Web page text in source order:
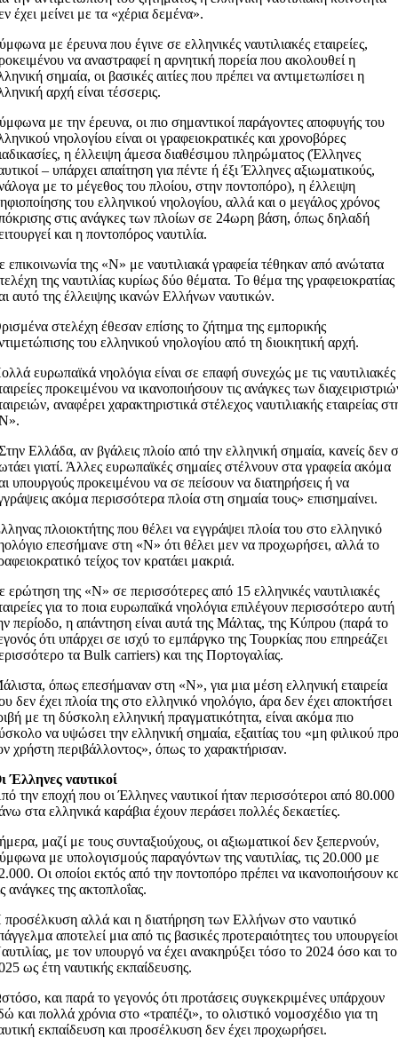
έχει μείνει με τα «χέρια δεμένα».
με έρευνα που έγινε σε ελληνικές ναυτιλιακές εταιρείες,
να αναστραφεί η αρνητική πορεία που ακολουθεί η
σημαία, οι βασικές αιτίες που πρέπει να αντιμετωπίσει η
αρχή είναι τέσσερις.
με την έρευνα, οι πιο σημαντικοί παράγοντες αποφυγής του
νηολογίου είναι οι γραφειοκρατικές και χρονοβόρες
η έλλειψη άμεσα διαθέσιμου πληρώματος (Έλληνες
– υπάρχει απαίτηση για πέντε ή έξι Έλληνες αξιωματικούς,
με το μέγεθος του πλοίου, στην ποντοπόρο), η έλλειψη
του ελληνικού νηολογίου, αλλά και ο μεγάλος χρόνος
στις ανάγκες των πλοίων σε 24ωρη βάση, όπως δηλαδή
και η ποντοπόρος ναυτιλία.
επικοινωνία της «Ν» με ναυτιλιακά γραφεία τέθηκαν από ανώτατα
της ναυτιλίας κυρίως δύο θέματα. Το θέμα της γραφειοκρατίας
αυτό της έλλειψης ικανών Ελλήνων ναυτικών.
στελέχη έθεσαν επίσης το ζήτημα της εμπορικής
του ελληνικού νηολογίου από τη διοικητική αρχή.
ευρωπαϊκά νηολόγια είναι σε επαφή συνεχώς με τις ναυτιλιακές
προκειμένου να ικανοποιήσουν τις ανάγκες των
αναφέρει χαρακτηριστικά στέλεχος ναυτιλιακής εταιρείας
Ελλάδα, αν βγάλεις πλοίο από την ελληνική σημαία, κανείς δεν
γιατί. Άλλες ευρωπαϊκές σημαίες στέλνουν στα γραφεία ακόμα
υπουργούς προκειμένου να σε πείσουν να διατηρήσεις ή να
ακόμα περισσότερα πλοία στη σημαία τους» επισημαίνει.
πλοιοκτήτης που θέλει να εγγράψει πλοία του στο ελληνικό
επεσήμανε στη «Ν» ότι θέλει μεν να προχωρήσει, αλλά το
τείχος τον κρατάει μακριά.
ερώτηση της «Ν» σε περισσότερες από 15 ελληνικές ναυτιλιακές
για το ποια ευρωπαϊκά νηολόγια επιλέγουν περισσότερο αυτή
περίοδο, η απάντηση είναι αυτά της Μάλτας, της Κύπρου (παρά το
ότι υπάρχει σε ισχύ το εμπάργκο της Τουρκίας που επηρεάζει
τα Bulk carriers) και της Πορτογαλίας.
όπως επεσήμαναν στη «Ν», για μια μέση ελληνική εταιρεία
δεν έχει πλοία της στο ελληνικό νηολόγιο, άρα δεν έχει αποκτήσει
με τη δύσκολη ελληνική πραγματικότητα, είναι ακόμα πιο
να υψώσει την ελληνική σημαία, εξαιτίας του «μη φιλικού
χρήστη περιβάλλοντος», όπως το χαρακτήρισαν.
Έλληνες ναυτικοί
την εποχή που οι Έλληνες ναυτικοί ήταν περισσότεροι από 80.000
στα ελληνικά καράβια έχουν περάσει πολλές δεκαετίες.
μαζί με τους συνταξιούχους, οι αξιωματικοί δεν ξεπερνούν,
με υπολογισμούς παραγόντων της ναυτιλίας, τις 20.000 με
Οι οποίοι εκτός από την ποντοπόρο πρέπει να ικανοποιήσουν
ανάγκες της ακτοπλοΐας.
αλλά και η διατήρηση των Ελλήνων στο ναυτικό
αποτελεί μια από τις βασικές προτεραιότητες του
με τον υπουργό να έχει ανακηρύξει τόσο το 2024 όσο και το
ως έτη ναυτικής εκπαίδευσης.
και παρά το γεγονός ότι προτάσεις συγκεκριμένες υπάρχουν
και πολλά χρόνια στο «τραπέζι», το ολιστικό νομοσχέδιο για τη
εκπαίδευση και προσέλκυση δεν έχει προχωρήσει.